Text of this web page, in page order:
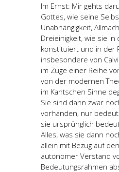
Im Ernst: Mir gehts
Gottes, wie seine
Unabhängigkeit,
Dreieinigkeit, wie sie
konstituiert und in der
insbesondere von
im Zuge einer Reihe
von der modernen
im Kantschen Sinne
Sie sind dann zwar
vorhanden, nur
sie ursprünglich
Alles, was sie dann
allein mit Bezug auf
autonomer Verstand
Bedeutungsrahmen